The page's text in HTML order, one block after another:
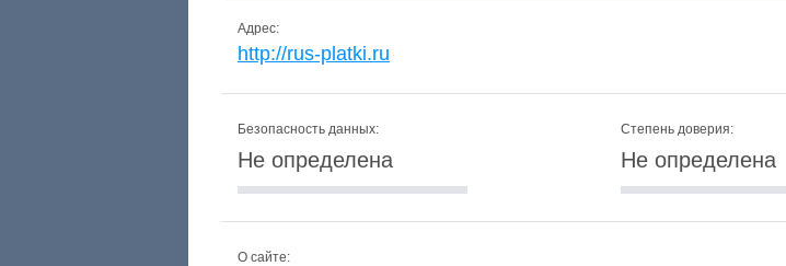
Адрес:
http://rus-platki.ru
Безопасность данных:
Не определена
Степень доверия:
Не определена
О сайте: